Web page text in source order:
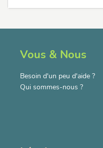
Vous & Nous
Besoin d'un peu d'aide ?
Qui sommes-nous ?